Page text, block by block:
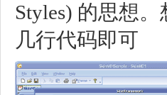
Styles) 的思想
几行代码即可